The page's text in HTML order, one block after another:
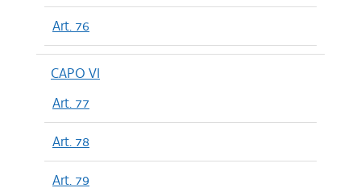
Art. 76
CAPO VI
Art. 77
Art. 78
Art. 79